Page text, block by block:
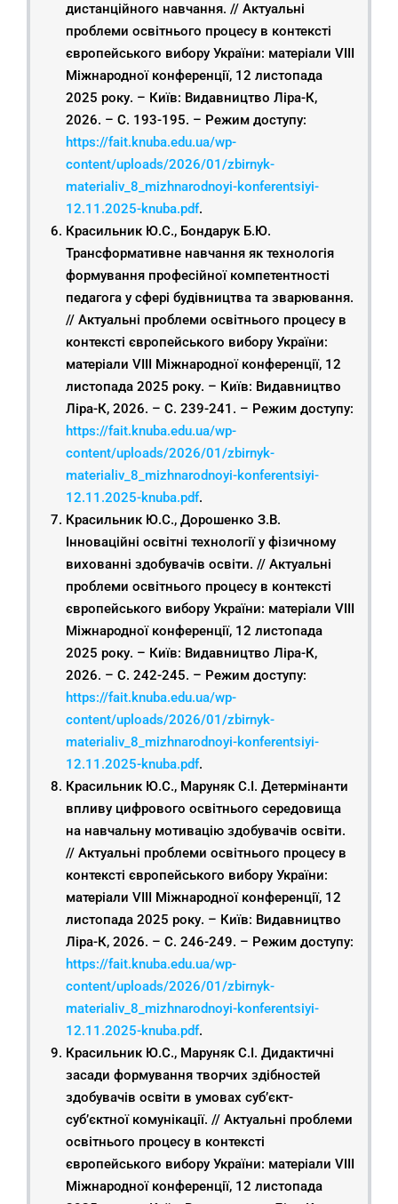
дистанційного навчання. // Актуальні
проблеми освітнього процесу в контексті
європейського вибору України: матеріали VIІІ
Міжнародної конференції, 12 листопада
2025 року. – Київ: Видавництво Ліра-К,
2026. – С. 193-195. – Режим доступу:
https://fait.knuba.edu.ua/wp-
content/uploads/2026/01/zbirnyk-
materialiv_8_mizhnarodnoyi-konferentsiyi-
12.11.2025-knuba.pdf.
Красильник Ю.С., Бондарук Б.Ю.
Трансформативне навчання як технологія
формування професійної компетентності
педагога у сфері будівництва та зварювання.
// Актуальні проблеми освітнього процесу в
контексті європейського вибору України:
матеріали VIІІ Міжнародної конференції, 12
листопада 2025 року. – Київ: Видавництво
Ліра-К, 2026. – С. 239-241. – Режим доступу:
https://fait.knuba.edu.ua/wp-
content/uploads/2026/01/zbirnyk-
materialiv_8_mizhnarodnoyi-konferentsiyi-
12.11.2025-knuba.pdf.
Красильник Ю.С., Дорошенко З.В.
Інноваційні освітні технології у фізичному
вихованні здобувачів освіти. // Актуальні
проблеми освітнього процесу в контексті
європейського вибору України: матеріали VIІІ
Міжнародної конференції, 12 листопада
2025 року. – Київ: Видавництво Ліра-К,
2026. – С. 242-245. – Режим доступу:
https://fait.knuba.edu.ua/wp-
content/uploads/2026/01/zbirnyk-
materialiv_8_mizhnarodnoyi-konferentsiyi-
12.11.2025-knuba.pdf.
Красильник Ю.С., Маруняк С.І. Детермінанти
впливу цифрового освітнього середовища
на навчальну мотивацію здобувачів освіти.
// Актуальні проблеми освітнього процесу в
контексті європейського вибору України:
матеріали VIІІ Міжнародної конференції, 12
листопада 2025 року. – Київ: Видавництво
Ліра-К, 2026. – С. 246-249. – Режим доступу:
https://fait.knuba.edu.ua/wp-
content/uploads/2026/01/zbirnyk-
materialiv_8_mizhnarodnoyi-konferentsiyi-
12.11.2025-knuba.pdf.
Красильник Ю.С., Маруняк С.І. Дидактичні
засади формування творчих здібностей
здобувачів освіти в умовах суб’єкт-
суб’єктної комунікації. // Актуальні проблеми
освітнього процесу в контексті
європейського вибору України: матеріали VIІІ
Міжнародної конференції, 12 листопада